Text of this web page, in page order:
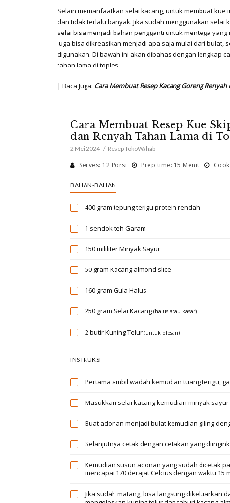
Selain memanfaatkan selai kacang, untuk membuat
dan tidak terlalu banyak. Jika sudah menggunakan selai
selai bisa menjadi bahan pengganti untuk mentega
juga bisa dikreasikan menjadi apa saja mulai dari bulat,
digunakan. Di bawah ini akan dibahas dengan lengkap
tahan lama di toples.
| Baca Juga: Cara Membuat Resep Kacang Goreng
Cara Membuat Resep Kue
dan Renyah Tahan Lama di
2 Mei 2024 Resep TokoWahab
Serves: 12 Porsi Prep time: 15 Menit
BAHAN-BAHAN
400 gram tepung terigu protein rendah
1 sendok teh Garam
150 mililiterMinyak Sayur
50 gram Kacang almond slice
160 gram Gula Halus
250 gram Selai Kacang (halus atau kasar)
2 butirKuning Telur (untuk olesan)
INSTRUKSI
Pertama ambil wadah kemudian tuang terigu,
Masukkan selai kacang kemudian minyak
Buat adonan menjadi bulat kemudian giling
Selanjutnya cetak dengan cetakan yang
Kemudian susun adonan yang sudah dicetak
mencapai 170 derajat Celcius dengan waktu 15
Jika sudah matang, bisa langsung dikeluarkan